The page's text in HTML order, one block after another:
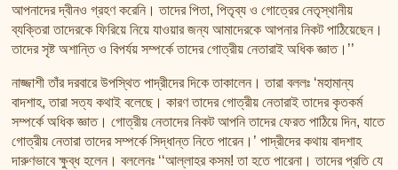
আপনাদের দ্বীনও গ্রহণ করেনি। তাদের পিতা, পিতৃব্য ও গোত্রের নেতৃস্থানীয়
ব্যক্তিরা তাদেরকে ফিরিয়ে নিয়ে যাওয়ার জন্য আমাদেরকে আপনার নিকট পাঠিয়েছেন।
তাদের সৃষ্ট অশান্তি ও বিপর্যয় সম্পর্কে তাদের গোত্রীয় নেতারাই অধিক জ্ঞাত।’’
নাজ্জাশী তাঁর দরবারে উপস্থিত পাদ্রীদের দিকে তাকালেন। তারা বললঃ ‘মহামান্য
বাদশাহ, তারা সত্য কথাই বলেছে। কারণ তাদের গোত্রীয় নেতারাই তাদের কৃতকর্ম
সম্পর্কে অধিক জ্ঞাত। গোত্রীয় নেতাদের নিকট আপনি তাদের ফেরত পাঠিয়ে দিন, যাতে
গোত্রীয় নেতারা তাদের সম্পর্কে সিদ্ধান্ত নিতে পারেন।’ পাদ্রীদের কথায় বাদশাহ
দারুণভাবে ক্ষুব্ধ হলেন। বললেনঃ ‘‘আল্লাহর কসম! তা হতে পারেনা। তাদের প্রতি যে